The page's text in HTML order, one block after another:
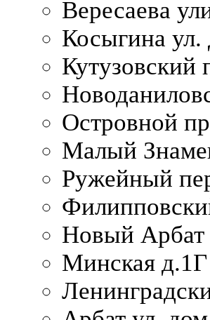
Вересаева
Косыгина ул.
Кутузовский
Островной
Малый
Ружейный
Новый Арбат
Минская д.1Г